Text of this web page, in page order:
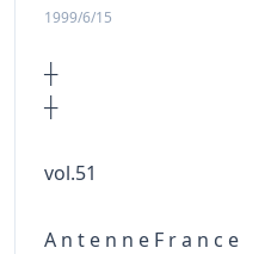
1999/6/15
┼
vol.51
A n t e n n e F r a n c e